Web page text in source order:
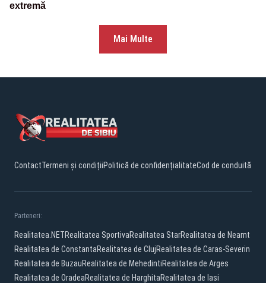
extremă
Mai Multe
ContactTermeni și condițiiPolitică de confidențialitateCod de conduită
Parteneri:
Realitatea.NETRealitatea SportivaRealitatea StarRealitatea de Neamt
Realitatea de ConstantaRealitatea de ClujRealitatea de Caras-Severin
Realitatea de BuzauRealitatea de MehedintiRealitatea de Arges
Realitatea de OradeaRealitatea de HarghitaRealitatea de Iasi